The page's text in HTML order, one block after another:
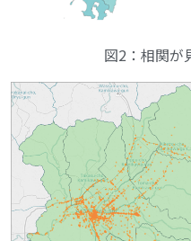
図2：相関が